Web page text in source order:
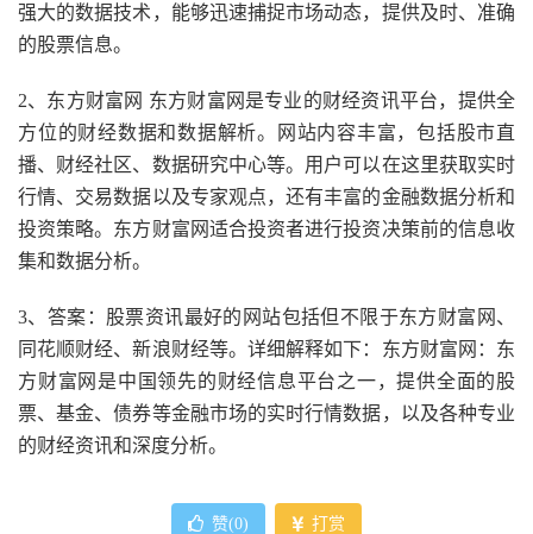
强大的数据技术，能够迅速捕捉市场动态，提供及时、准确
的股票信息。
2、东方财富网 东方财富网是专业的财经资讯平台，提供全
方位的财经数据和数据解析。网站内容丰富，包括股市直
播、财经社区、数据研究中心等。用户可以在这里获取实时
行情、交易数据以及专家观点，还有丰富的金融数据分析和
投资策略。东方财富网适合投资者进行投资决策前的信息收
集和数据分析。
3、答案：股票资讯最好的网站包括但不限于东方财富网、
同花顺财经、新浪财经等。详细解释如下：东方财富网：东
方财富网是中国领先的财经信息平台之一，提供全面的股
票、基金、债券等金融市场的实时行情数据，以及各种专业
的财经资讯和深度分析。
赞(0) 打赏